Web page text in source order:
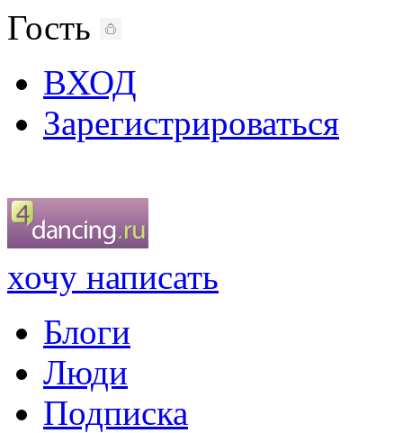
Гость
ВХОД
Зарегистрироваться
хочу написать
Блоги
Люди
Подписка